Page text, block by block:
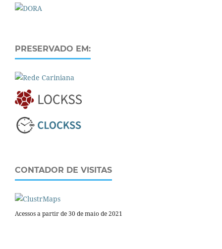
PRESERVADO EM:
CONTADOR DE VISITAS
Acessos a partir de 30 de maio de 2021